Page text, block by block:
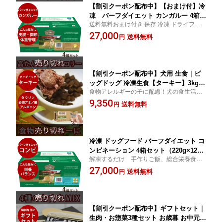
【割引クーポン配布中】【おまけ付】冷
凍 バーフダイエット カンガルー 4箱セ
ット（220g×12枚×4箱）犬用総合栄養食
【ドッグフード 生食 低カロリー ご飯】
送料無料おまけ付き 保存 冷凍 ドライフー
ドを食べない愛犬に ローフード
27,000円 送料無料
【割引クーポン配布中】犬用 生食｜ビ
ッグドッグ 冷凍生食【ターキー】3kg(2
50g12枚入) 生のドッグフード 食物アレ
ルギーの子にも配慮！ 総合栄養食 BIGD
食物アレルギーの子に配慮！犬の食生活を
元に科学的に考案された総合栄養食の生食
犬 通販
9,350円 送料無料
冷凍 ドッグフード バーフダイエット コ
ンビネーション 4箱セット（220g×12枚
×4箱）【おまけ付】犬用 総合栄養食
【ドッグフード 生食 低カロリー ご飯】
す】
解凍するだけ 手作りご飯、総合栄養食だ
からこれだけ食べればOK 保存 冷凍 ドライ
フードを食べない愛犬に ローフード
27,000円 送料無料
【割引クーポン配布中】ギフトセット｜
生肉・お惣菜3種セット お歳暮 お中元